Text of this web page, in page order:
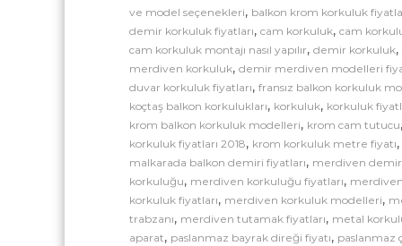
ve model seçenekleri, balkon krom korkuluk
demir korkuluk fiyatları,cam korkuluk,cam
cam korkuluk montajı nasıl yapılır,demir korkuluk,
merdiven korkuluk,demir merdiven modelleri
duvar korkuluk fiyatları,fransız balkon korkuluk
koçtaş balkon korkulukları, korkuluk, korkuluk
krom balkon korkuluk modelleri, krom cam tutucu,
korkuluk fiyatları 2018, krom korkuluk metre fiyatı,
malkarada balkon demiri fiyatları, merdiven demir
korkuluğu, merdiven korkuluğu fiyatları,
korkuluk fiyatları, merdiven korkuluk modelleri,
trabzanı, merdiven tutamak fiyatları, metal
aparat, paslanmaz bayrak direği fiyatı, paslanmaz